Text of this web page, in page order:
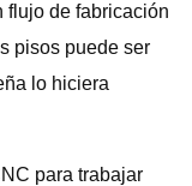
flujo de fabricación
pisos puede ser
lo hiciera
para trabajar